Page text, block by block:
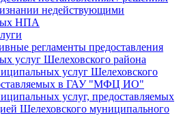
недействующими
НПА
регламенты предоставления
услуг Шелеховского района
услуг Шелеховского
в ГАУ "МФЦ ИО"
услуг, предоставляемых
Шелеховского муниципального